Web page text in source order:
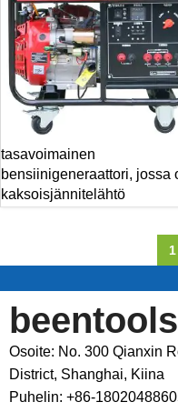
tasavoimainen
bensiinigeneraattori, jossa
kaksoisjännitelähtö
1
beentools
Osoite: No. 300 Qianxin
District, Shanghai, Kiina
Puhelin: +86-